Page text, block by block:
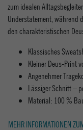
zum idealen
Understatement, während
den charakteristischen
Klassisches
Kleiner Deus-Print
Angenehmer
Lässiger Schnitt –
Material: 100 %
MEHR INFORMATIONEN